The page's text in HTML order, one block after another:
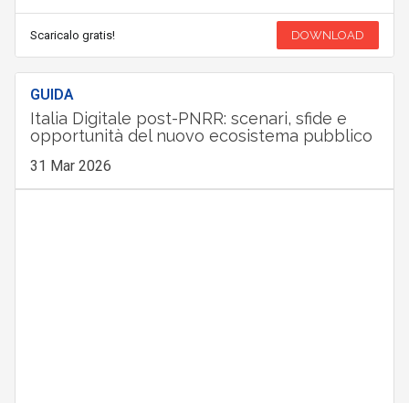
Scaricalo gratis! DOWNLOAD
GUIDA
Italia Digitale post-PNRR: scenari, sfide e
opportunità del nuovo ecosistema pubblico
31 Mar 2026